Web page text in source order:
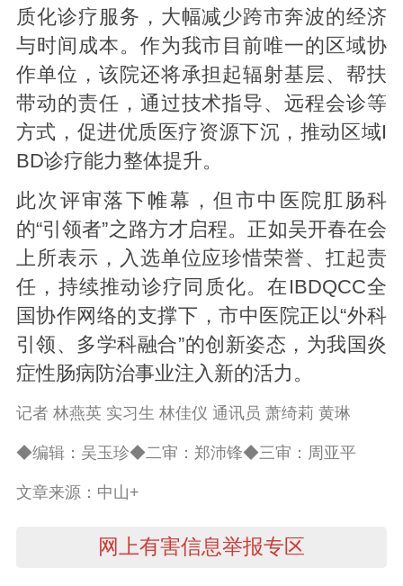
质化诊疗服务，大幅减少跨市奔波的经济
与时间成本。作为我市目前唯一的区域协
作单位，该院还将承担起辐射基层、帮扶
带动的责任，通过技术指导、远程会诊等
方式，促进优质医疗资源下沉，推动区域I
BD诊疗能力整体提升。
此次评审落下帷幕，但市中医院肛肠科
的“引领者”之路方才启程。正如吴开春在会
上所表示，入选单位应珍惜荣誉、扛起责
任，持续推动诊疗同质化。在IBDQCC全
国协作网络的支撑下，市中医院正以“外科
引领、多学科融合”的创新姿态，为我国炎
症性肠病防治事业注入新的活力。
记者 林燕英 实习生 林佳仪 通讯员 萧绮莉 黄琳
◆编辑：吴玉珍◆二审：郑沛锋◆三审：周亚平
文章来源：中山+
网上有害信息举报专区